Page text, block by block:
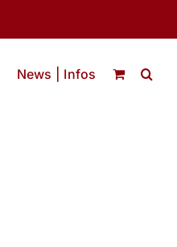
News | Infos